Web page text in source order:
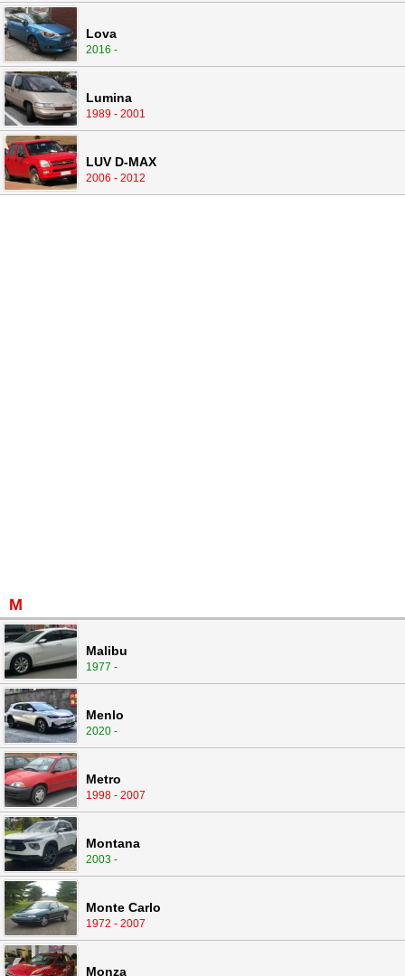
Lova
2016 -
Lumina
1989 - 2001
LUV D-MAX
2006 - 2012
M
Malibu
1977 -
Menlo
2020 -
Metro
1998 - 2007
Montana
2003 -
Monte Carlo
1972 - 2007
Monza